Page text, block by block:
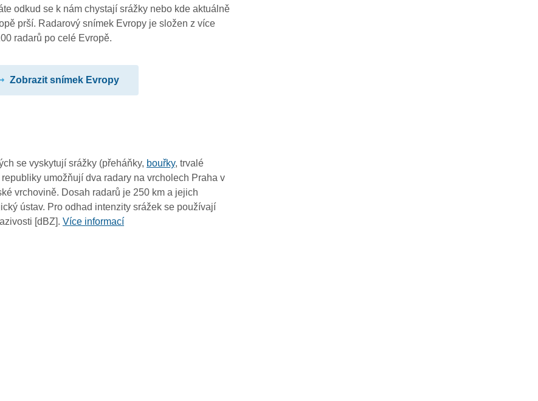
03:35
03:25
01:45
01:35
01:25
01:15
odkud se k nám chystají srážky nebo kde aktuálně
prší. Radarový snímek Evropy je složen z více
radarů po celé Evropě.
Zobrazit snímek Evropy
se vyskytují srážky (přeháňky, bouřky, trvalé
umožňují dva radary na vrcholech Praha v
vrchovině. Dosah radarů je 250 km a jejich
ústav. Pro odhad intenzity srážek se používají
[dBZ].Více informací